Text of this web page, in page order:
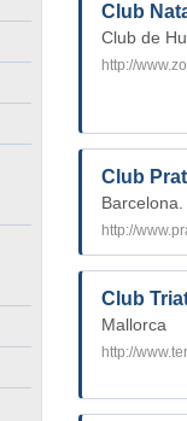
Club
Club de
http://
Club
http://
Club
Mallorca
http://